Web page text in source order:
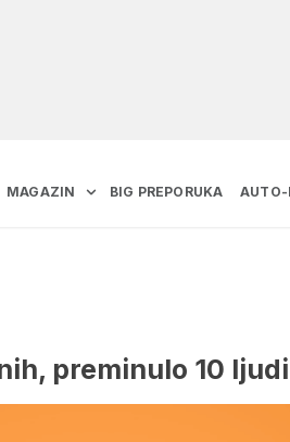
MAGAZIN BIG PREPORUKA AUTO-
preminulo 10 ljudi